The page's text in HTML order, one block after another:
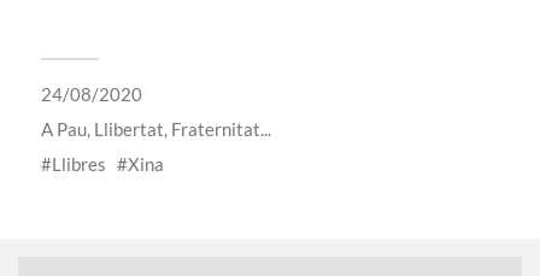
24/08/2020
A Pau, Llibertat, Fraternitat...
Llibres
Xina